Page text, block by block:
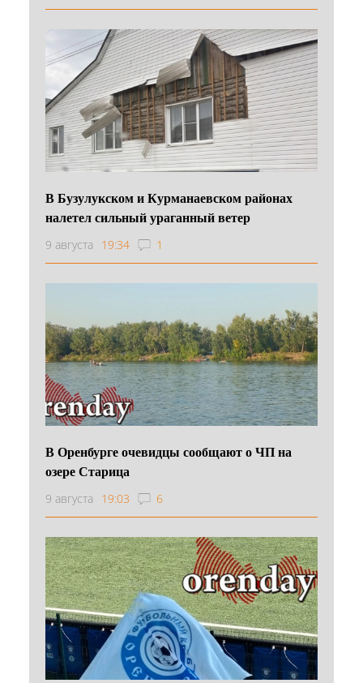
В Бузулукском и Курманаевском районах
налетел сильный ураганный ветер
9 августа 19:34 1
В Оренбурге очевидцы сообщают о ЧП на
озере Старица
9 августа 19:03 6